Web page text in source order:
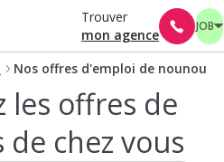
Trouver
mon agence
JOB
Nos offres d'emploi de nounou
les offres de
chez vous